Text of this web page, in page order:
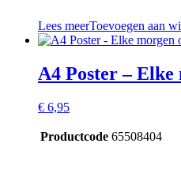
Lees meerToevoegen aan
A4 Poster – Elke
€ 6,95
Productcode 65508404